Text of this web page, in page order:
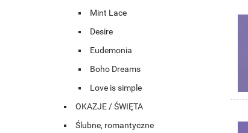
Mint Lace
Desire
Eudemonia
Boho Dreams
Love is simple
OKAZJE / ŚWIĘTA
Ślubne, romantyczne